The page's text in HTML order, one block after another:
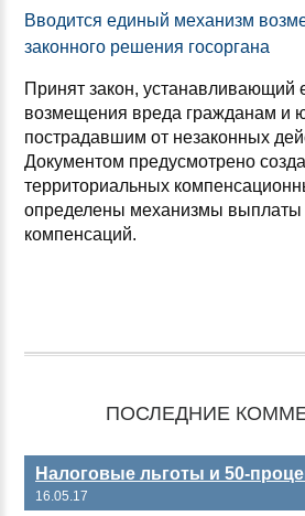
Вво­дит­ся еди­ный ме­ха­низм
за­кон­но­го ре­ше­ния го­сор­га­на
Принят закон, устанавливающий
возмещения вреда гражданам и
пострадавшим от незаконных
Документом предусмотрено
территориальных
определены механизмы выплаты
компенсаций.
ПОСЛЕДНИЕ
Налоговые льготы и 50-
16.05.17